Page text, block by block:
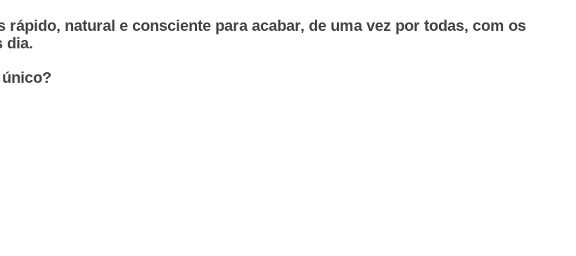
natural e consciente para acabar, de uma vez por todas, com os
dia.